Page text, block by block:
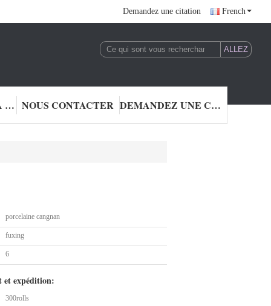
Demandez une citation French
CONTRÔLE DE LA QUALITÉ NOUS CONTACTER DEMANDEZ UNE CITATION
porcelaine cangnan
fuxing
6
et expédition:
300rolls